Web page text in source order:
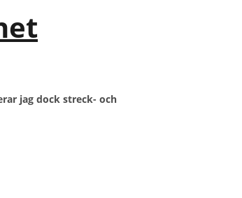
jag dock streck- och